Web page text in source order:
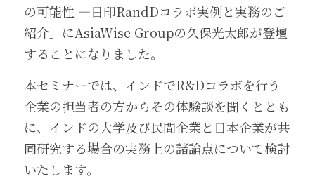
の可能性 ―日印RandDコラボ実例と実務のご
紹介」にAsiaWise Groupの久保光太郎が登壇
することになりました。
本セミナーでは、インドでR&Dコラボを行う
企業の担当者の方からその体験談を聞くととも
に、インドの大学及び民間企業と日本企業が共
同研究する場合の実務上の諸論点について検討
いたします。